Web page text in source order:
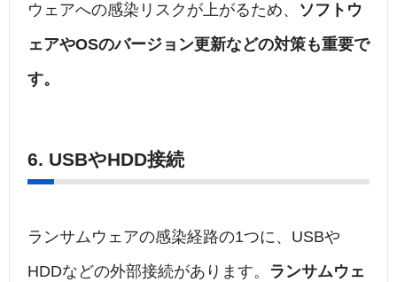
ウェアへの感染リスクが上がるため、 ソフトウ
ェアやOSのバージョン更新などの対策も重要で
す。
6. USBやHDD接続
ランサムウェアの感染経路の1つに、USBや
HDDなどの外部接続があります。 ランサムウェ